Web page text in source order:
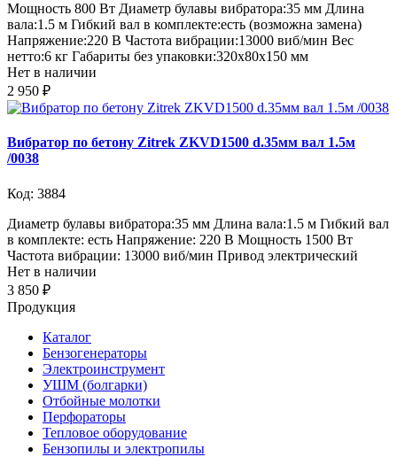
Мощность 800 Вт Диаметр булавы вибратора:35 мм Длина
вала:1.5 м Гибкий вал в комплекте:есть (возможна замена)
Напряжение:220 В Частота вибрации:13000 виб/мин Вес
нетто:6 кг Габариты без упаковки:320х80х150 мм
Нет в наличии
2 950 ₽
Вибратор по бетону Zitrek ZKVD1500 d.35мм вал 1.5м
/0038
Код: 3884
Диаметр булавы вибратора:35 мм Длина вала:1.5 м Гибкий вал
в комплекте: есть Напряжение: 220 В Мощность 1500 Вт
Частота вибрации: 13000 виб/мин Привод электрический
Нет в наличии
3 850 ₽
Продукция
Каталог
Бензогенераторы
Электроинструмент
УШМ (болгарки)
Отбойные молотки
Перфораторы
Тепловое оборудование
Бензопилы и электропилы